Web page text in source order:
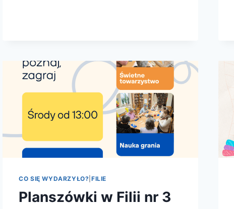
CO SIĘ WYDARZYŁO? |FILIE
Planszówki w Filii nr 3